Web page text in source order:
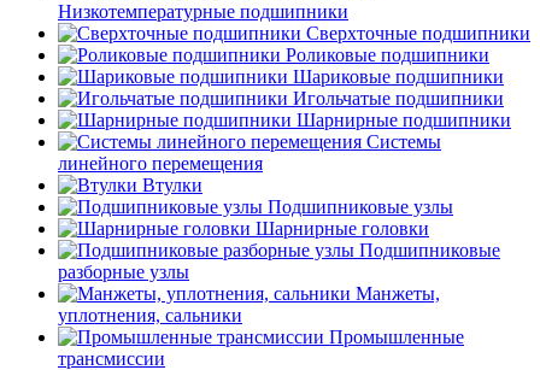
Низкотемпературные подшипники
Сверхточные подшипники
Роликовые подшипники
Шариковые подшипники
Игольчатые подшипники
Шарнирные подшипники
Системы
линейного перемещения
Втулки
Подшипниковые узлы
Шарнирные головки
Подшипниковые
разборные узлы
Манжеты,
уплотнения, сальники
Промышленные
трансмиссии